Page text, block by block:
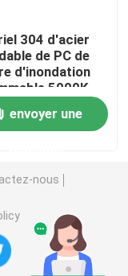
de LED
304 d'acier
de PC de
d'inondation
5000K
envoyer une
nous